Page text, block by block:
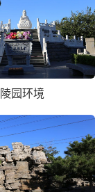
陵园环境